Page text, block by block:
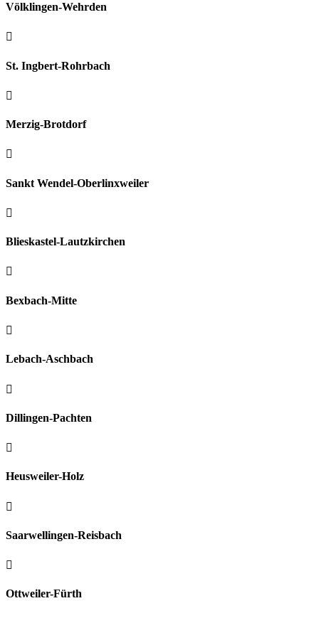
Völklingen-Wehrden

St. Ingbert-Rohrbach

Merzig-Brotdorf

Sankt Wendel-Oberlinxweiler

Blieskastel-Lautzkirchen

Bexbach-Mitte

Lebach-Aschbach

Dillingen-Pachten

Heusweiler-Holz

Saarwellingen-Reisbach

Ottweiler-Fürth